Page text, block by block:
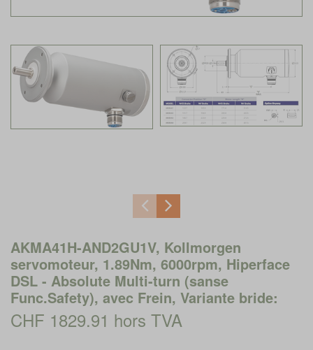
AKMA41H-AND2GU1V, Kollmorgen
servomoteur, 1.89Nm, 6000rpm, Hiperface
DSL - Absolute Multi-turn (sanse
Func.Safety), avec Frein, Variante bride:
CHF 1829.91 hors TVA